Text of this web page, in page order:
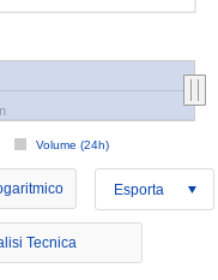
Volume (24h)
Esporta
Tecnica